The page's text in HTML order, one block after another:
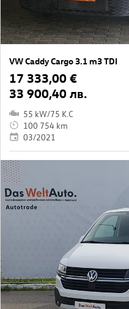
VW Caddy Cargo 3.1 m3 TDI
17 333,00 €
33 900,40 лв.
55 kW/75 K.C
100 754 km
03/2021